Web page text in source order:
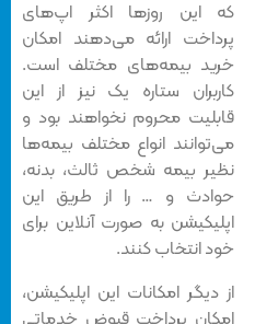
که این روزها اکثر اپ‌های
پرداخت ارائه می‌دهند امکان
خرید بیمه‌های مختلف است.
کاربران ستاره یک نیز از این
قابلیت محروم نخواهند بود و
می‌توانند انواع مختلف بیمه‌ها
نظیر بیمه شخص ثالث، بدنه،
حوادث و … را از طریق این
اپلیکیشن به صورت آنلاین برای
خود انتخاب کنند.
از دیگر امکانات این اپلیکیشن،